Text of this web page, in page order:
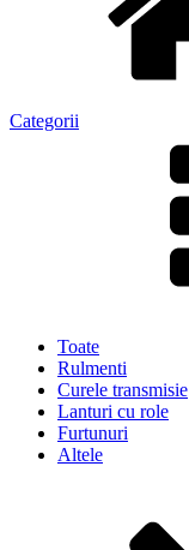
Categorii
Toate
Rulmenti
Curele transmisie
Lanturi cu role
Furtunuri
Altele